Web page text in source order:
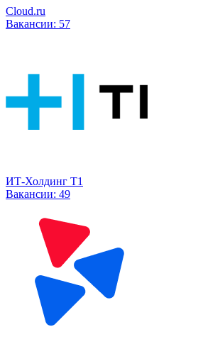
Cloud.ru
Вакансии: 57
ИТ-Холдинг Т1
Вакансии: 49